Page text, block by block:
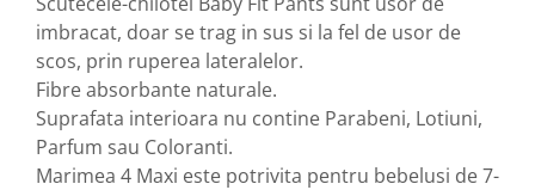
Pawxie (12 produse)
Pikdare - Pic Solutions (22
produse)
ProdNat (6 produse)
ProPhyto - ProVet SA (6 produse)
imbracat, doar se trag in sus si la fel de usor de
scos, prin ruperea lateralelor.
Fibre absorbante naturale.
Suprafata interioara nu contine Parabeni, Lotiuni,
Parfum sau Coloranti.
Marimea 4 Maxi este potrivita pentru bebelusi de 7-